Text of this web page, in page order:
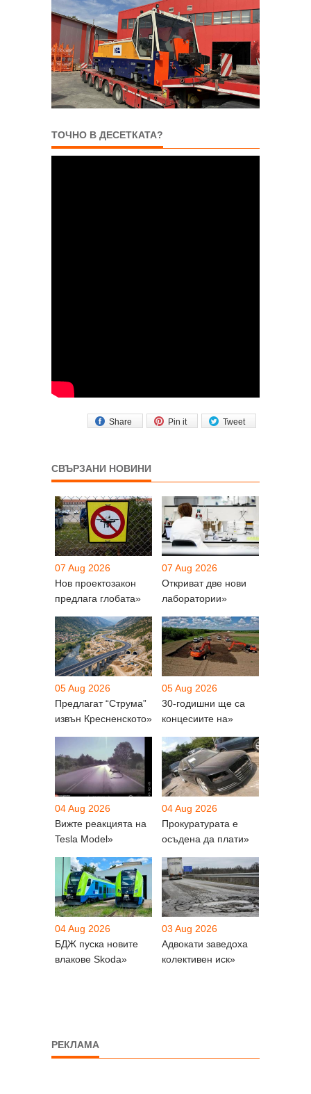
ТОЧНО В ДЕСЕТКАТА?
Tweet
Pin it
Share
СВЪРЗАНИ НОВИНИ
07 Aug 2026
Нов проектозакон
предлага глобата»
07 Aug 2026
Откриват две нови
лаборатории»
05 Aug 2026
Предлагат “Струма”
извън Кресненското»
05 Aug 2026
30-годишни ще са
концесиите на»
04 Aug 2026
Вижте реакцията на
Tesla Model»
04 Aug 2026
Прокуратурата е
осъдена да плати»
04 Aug 2026
БДЖ пуска новите
влакове Skoda»
03 Aug 2026
Адвокати заведоха
колективен иск»
РЕКЛАМА